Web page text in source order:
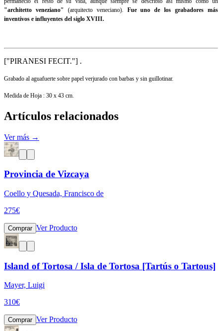
"architetto veneziano" (arquitecto veneciano). Fue uno de los grabadores más
inventivos e influyentes del siglo XVIII.
["PIRANESI FECIT."] .
Grabado al aguafuerte sobre papel verjurado con barbas y sin guillotinar.
Medida de Hoja : 30 x 43 cm.
Artículos relacionados
Ver más →
Provincia de Vizcaya
Coello y Quesada, Francisco de
275€
Comprar Ver Producto
Island of Tortosa / Isla de Tortosa [Tartús o Tartous]
Mayer, Luigi
310€
Comprar Ver Producto